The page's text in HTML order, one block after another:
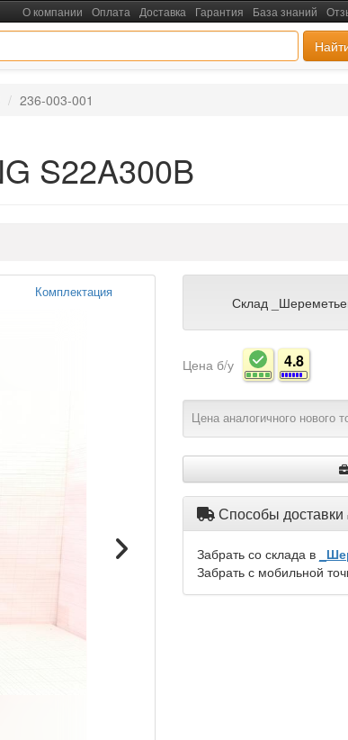
О компании Оплата Доставка Гарантия База знаний
236-003-001
S22A300B
Комплектация
Склад
Цена б/у 4.8
Цена аналогичного нового
Способы доставки
Забрать со склада в
Забрать с мобильной